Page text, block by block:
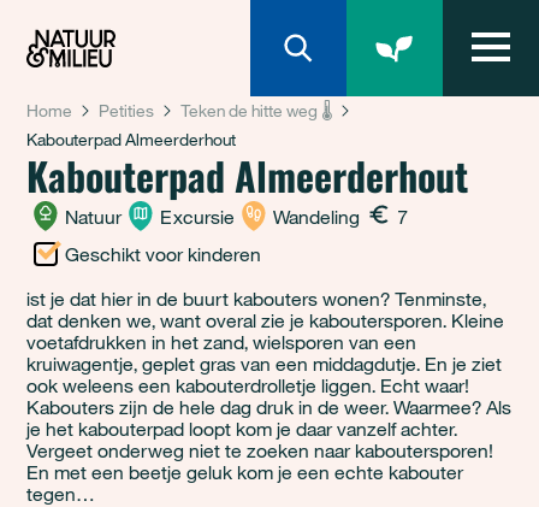
Home Petities
Teken de hitte weg 🌡️
Kabouterpad Almeerderhout
Kabouterpad Almeerderhout
Natuur Excursie Wandeling
7
Geschikt voor kinderen
ist je dat hier in de buurt kabouters wonen? Tenminste,
dat denken we, want overal zie je kaboutersporen. Kleine
voetafdrukken in het zand, wielsporen van een
kruiwagentje, geplet gras van een middagdutje. En je ziet
ook weleens een kabouterdrolletje liggen. Echt waar!
Kabouters zijn de hele dag druk in de weer. Waarmee? Als
je het kabouterpad loopt kom je daar vanzelf achter.
Vergeet onderweg niet te zoeken naar kaboutersporen!
En met een beetje geluk kom je een echte kabouter
tegen…